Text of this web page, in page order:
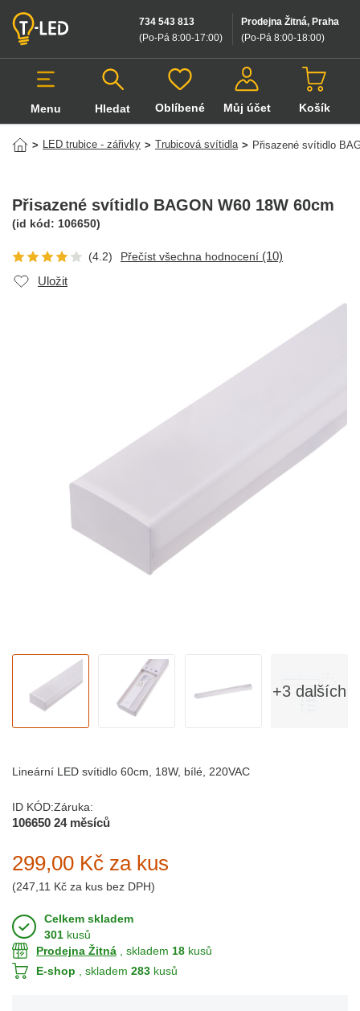
Prodejna Žitná, Praha
(Po-Pá 8:00-18:00)
734 543 813
(Po-Pá 8:00-17:00)
Menu Hledat
Hledat v produktech
Oblíbené Můj účet Košík
> LED trubice - zářivky > Trubicová svítidla > Přisazené svítidlo
+3 dalších
Přisazené svítidlo BAGON W60 18W 60cm
(id kód: 106650)
(4.2) Přečíst všechna hodnocení (10)
Uložit
Lineární LED svítidlo 60cm, 18W, bílé, 220VAC
ID KÓD:
106650
Záruka:
24 měsíců
299,00 Kč za kus
(247,11 Kč za kus bez DPH)
Celkem skladem
301 kusů
Prodejna Žitná , skladem 18 kusů
E-shop , skladem 283 kusů